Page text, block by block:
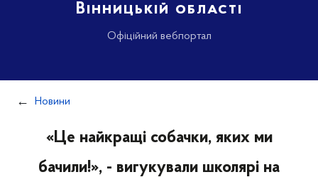
Вінницькій області
Офіційний вебпортал
Новини
«Це найкращі собачки, яких ми
бачили!», - вигукували школярі на